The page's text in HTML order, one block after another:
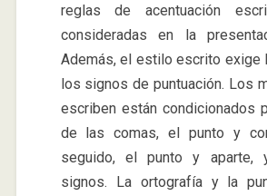
reglas de acentuación
consideradas en la
Además, el estilo escrito exige
los signos de puntuación. Los
escriben están condicionados
de las comas, el punto y
seguido, el punto y aparte,
signos. La ortografía y la